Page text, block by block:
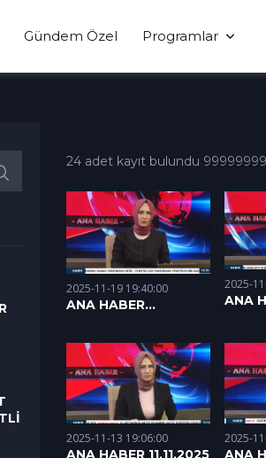
Gündem Özel Programlar
24 adet kayıt bulundu
2025-11-19 19:40:00
ANA HABER
2025-
ANA
2025-11-13 19:06:00
ANA HABER 11.11.2025
2025-
ANA